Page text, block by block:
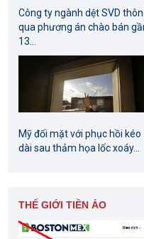
Công ty ngành dệt SVD
qua phương án chào bán
13...
Mỹ đối mặt với phục hồi kéo
dài sau thảm họa lốc xoáy...
THẾ GIỚI TIỀN ẢO